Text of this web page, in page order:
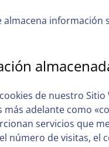
almacena
de nuestro
adelante como
servicios que
número de visitas,